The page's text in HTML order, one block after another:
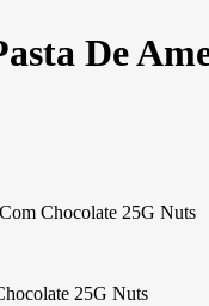
De
Chocolate 25G Nuts
25G Nuts